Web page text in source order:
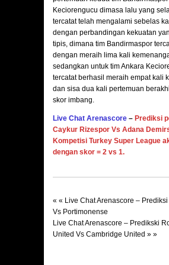
Keciorengucu dimasa lalu yang
tercatat telah mengalami sebelas
dengan perbandingan kekuatan
tipis, dimana tim Bandirmaspor
dengan meraih lima kali
sedangkan untuk tim Ankara
tercatat berhasil meraih empat kali
dan sisa dua kali pertemuan
skor imbang.
Live Chat Arenascore – Prediksi
Caykur Rizespor Vs Adana
Kompetisi Turkey Super League
dengan skor = 2 vs 1.
« « Live Chat Arenascore –
Vs Portimonense
Live Chat Arenascore – Predikski
United Vs Cambridge United » »